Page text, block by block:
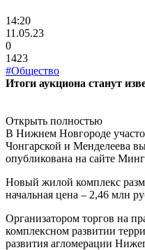
14:20
11.05.23
0
1423
#Общество
Итоги аукциона станут
Открыть полностью
В Нижнем Новгороде
Чонгарской и Менделеева
опубликована на сайте
Новый жилой комплекс
начальная цена – 2,46 млн
Организатором торгов на
комплексном развитии
развития агломерации